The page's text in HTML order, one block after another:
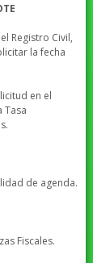
Registro Civil,
la fecha
en el
Tasa
de agenda.
Fiscales.